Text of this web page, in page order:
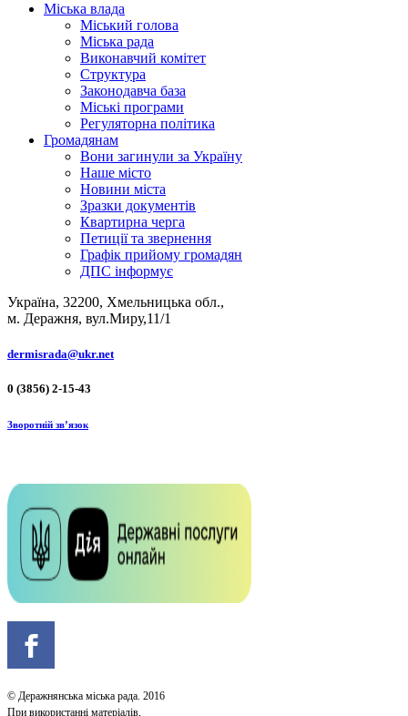
Міська влада
Міський голова
Міська рада
Виконавчий комітет
Структура
Законодавча база
Міські програми
Регуляторна політика
Громадянам
Вони загинули за Україну
Наше місто
Новини міста
Зразки документів
Квартирна черга
Петиції та звернення
Графік прийому громадян
ДПС інформує
Україна, 32200, Хмельницька обл.,
м. Деражня, вул.Миру,11/1
dermisrada@ukr.net
0 (3856) 2-15-43
Зворотній зв’язок
© Деражнянська міська рада. 2016
При використанні матеріалів,